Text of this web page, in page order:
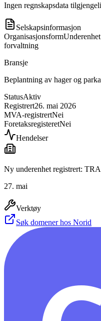
Ingen regnskapsdata
Selskapsinformasjon
Organisasjonsform
forvaltning
Bransje
Beplantning av hager og
StatusAktiv
Registrert26. mai 2026
MVA-registrertNei
ForetaksregisteretNei
Hendelser
Ny underenhet registrert:
27. mai
Verktøy
Søk domener hos Norid